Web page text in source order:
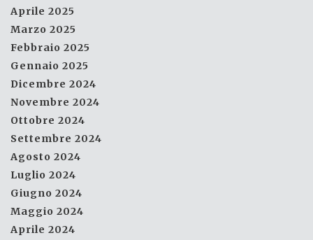
Aprile 2025
Marzo 2025
Febbraio 2025
Gennaio 2025
Dicembre 2024
Novembre 2024
Ottobre 2024
Settembre 2024
Agosto 2024
Luglio 2024
Giugno 2024
Maggio 2024
Aprile 2024